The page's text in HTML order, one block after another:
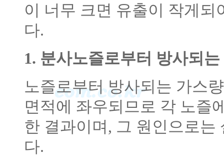
이 너무 크면 유출이 작게
다.
1. 분사노즐로부터 방사되
노즐로부터 방사되는 가스
면적에 좌우되므로 각 노즐
한 결과이며, 그 원인으로
다.